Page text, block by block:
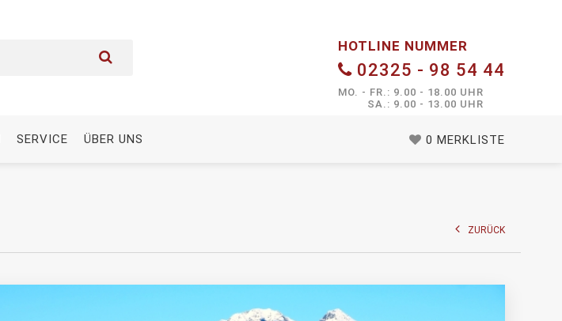
0 MERKLISTE
HOTLINE NUMMER
02325 - 98 54 44
MO. - FR.: 9.00 - 18.00 UHR
SA.: 9.00 - 13.00 UHR
SERVICE ÜBER UNS
ZURÜCK